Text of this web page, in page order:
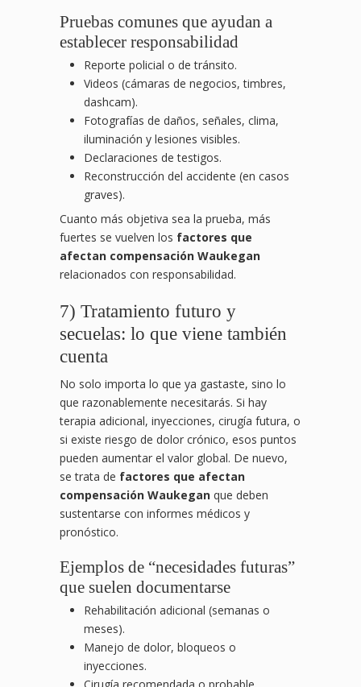
Pruebas comunes que ayudan a
establecer responsabilidad
Reporte policial o de tránsito.
Videos (cámaras de negocios, timbres,
dashcam).
Fotografías de daños, señales, clima,
iluminación y lesiones visibles.
Declaraciones de testigos.
Reconstrucción del accidente (en casos
graves).
Cuanto más objetiva sea la prueba, más
fuertes se vuelven los factores que
afectan compensación Waukegan
relacionados con responsabilidad.
7) Tratamiento futuro y
secuelas: lo que viene también
cuenta
No solo importa lo que ya gastaste, sino lo
que razonablemente necesitarás. Si hay
terapia adicional, inyecciones, cirugía futura, o
si existe riesgo de dolor crónico, esos puntos
pueden aumentar el valor global. De nuevo,
se trata de factores que afectan
compensación Waukegan que deben
sustentarse con informes médicos y
pronóstico.
Ejemplos de “necesidades futuras”
que suelen documentarse
Rehabilitación adicional (semanas o
meses).
Manejo de dolor, bloqueos o
inyecciones.